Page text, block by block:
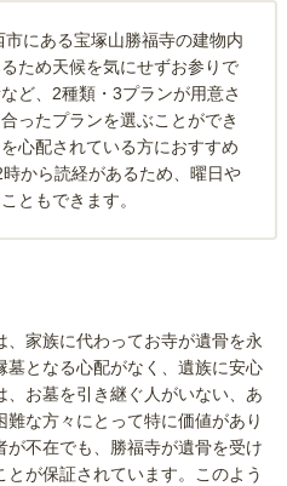
にある宝塚山勝福寺の建物内
ため天候を気にせずお参りで
ど、2種類・3プランが用意さ
ったプランを選ぶことができ
心配されている方におすすめ
から読経があるため、曜日や
ともできます。
家族に代わってお寺が遺骨を永
となる心配がなく、遺族に安心
お墓を引き継ぐ人がいない、あ
な方々にとって特に価値があり
が不在でも、勝福寺が遺骨を受け
が保証されています。このよう